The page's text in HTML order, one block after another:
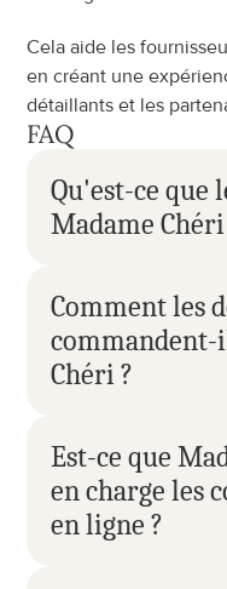
Cela aide les
en créant une
détaillants et les
FAQ
Qu'est-ce que
Madame Chéri
Comment les
commandent-
Chéri ?
Est-ce que
en charge les
en ligne ?